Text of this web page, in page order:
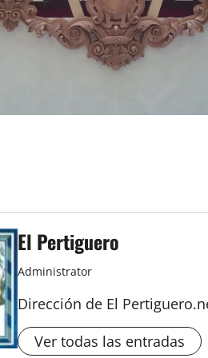
El Pertiguero
Administrator
Dirección de El
Ver todas las entradas